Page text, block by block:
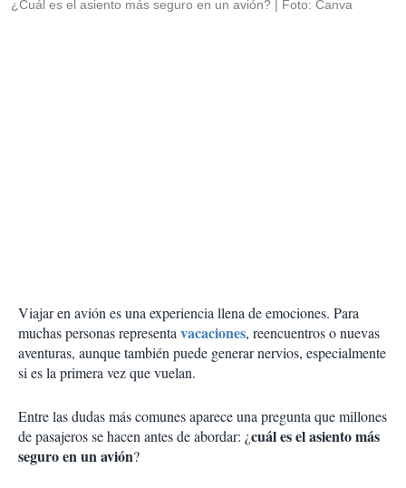
¿Cuál es el asiento más seguro en un avión? Foto: Canva
Viajar en avión es una experiencia llena de emociones. Para
muchas personas representavacaciones, reencuentros o nuevas
aventuras, aunque también puede generar nervios, especialmente
si es la primera vez que vuelan.
Entre las dudas más comunes aparece una pregunta que millones
de pasajeros se hacen antes de abordar: ¿cuál es el asiento más
seguro en un avión?